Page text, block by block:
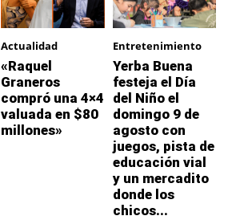
Actualidad
«Raquel
Graneros
compró una 4×4
valuada en $80
millones»
Entretenimiento
Yerba Buena
festeja el Día
del Niño el
domingo 9 de
agosto con
juegos, pista de
educación vial
y un mercadito
donde los
chicos...